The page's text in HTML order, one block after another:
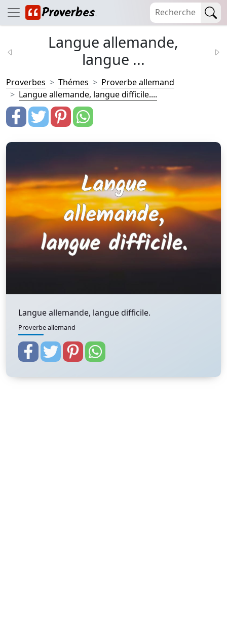
Langue allemande,
langue ...
Proverbes Thémes
Proverbe allemand
Langue allemande, langue difficile....
Langue allemande, langue difficile.
Proverbe allemand